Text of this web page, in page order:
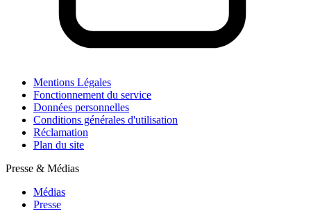
Mentions Légales
Fonctionnement du service
Données personnelles
Conditions générales d'utilisation
Réclamation
Plan du site
Presse & Médias
Médias
Presse